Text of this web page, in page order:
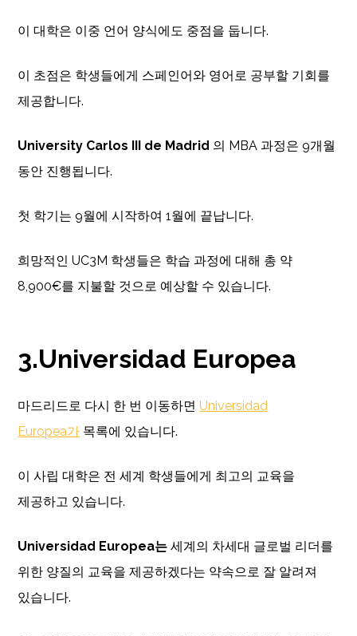
이 대학은 이중 언어 양식에도 중점을 둡니다.
이 초점은 학생들에게 스페인어와 영어로 공부할 기회를
제공합니다.
University Carlos III de Madrid 의 MBA 과정은 9개월
동안 진행됩니다.
첫 학기는 9월에 시작하여 1월에 끝납니다.
희망적인 UC3M 학생들은 학습 과정에 대해 총 약
8,900€를 지불할 것으로 예상할 수 있습니다.
3.Universidad Europea
마드리드로 다시 한 번 이동하면Universidad
Europea가 목록에 있습니다.
이 사립 대학은 전 세계 학생들에게 최고의 교육을
제공하고 있습니다.
Universidad Europea는 세계의 차세대 글로벌 리더를
위한 양질의 교육을 제공하겠다는 약속으로 잘 알려져
있습니다.